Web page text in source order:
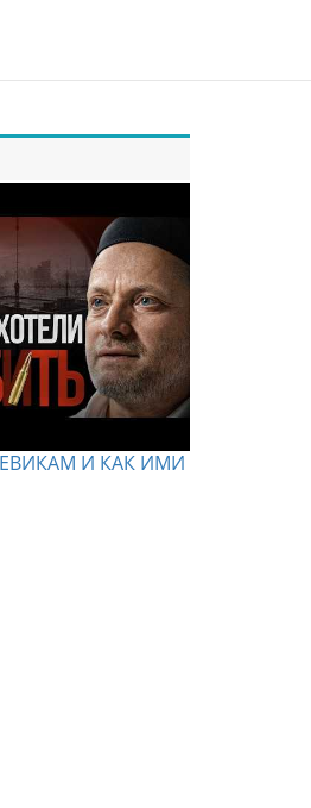
И КАК ИМИ